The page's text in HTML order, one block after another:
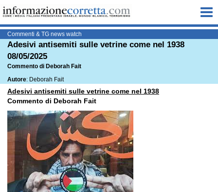
Commenti & TG news watch
Adesivi antisemiti sulle vetrine come nel 1938
08/05/2025
Commento di Deborah Fait
Autore: Deborah Fait
Adesivi antisemiti sulle vetrine come nel 1938
Commento di Deborah Fait